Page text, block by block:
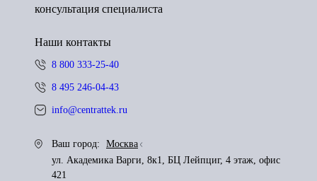
консультация специалиста
Наши контакты
8 800 333-25-40
8 495 246-04-43
info@centrattek.ru
Ваш город:
Москва
ул. Академика Варги, 8к1, БЦ Лейпциг, 4 этаж, офис
421